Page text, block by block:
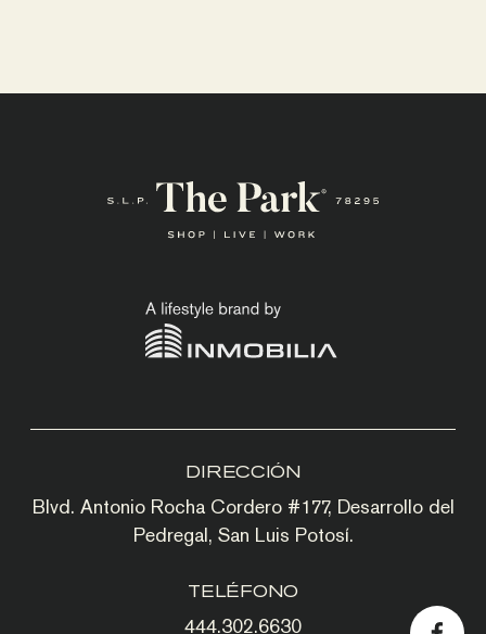
DIRECCIÓN
Blvd. Antonio Rocha Cordero #177, Desarrollo del
Pedregal, San Luis Potosí.
TELÉFONO
444.302.6630